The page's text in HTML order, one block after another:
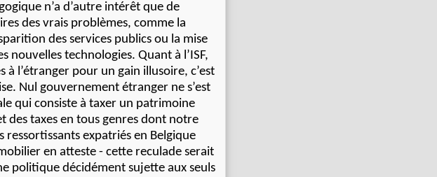
n’a d’autre intérêt que de
des vrais problèmes, comme la
des services publics ou la mise
nouvelles technologies. Quant à l’ISF,
l’étranger pour un gain illusoire, c’est
Nul gouvernement étranger ne s’est
qui consiste à taxer un patrimoine
des taxes en tous genres dont notre
expatriés en Belgique
en atteste - cette reculade serait
politique décidément sujette aux seuls